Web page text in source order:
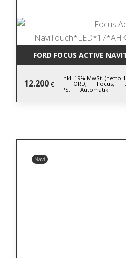
FORD FOCUS ACTIVE
12.200 €
inkl. 19% MwSt. (netto
FORD, Focus,
PS, Automatik
Navi